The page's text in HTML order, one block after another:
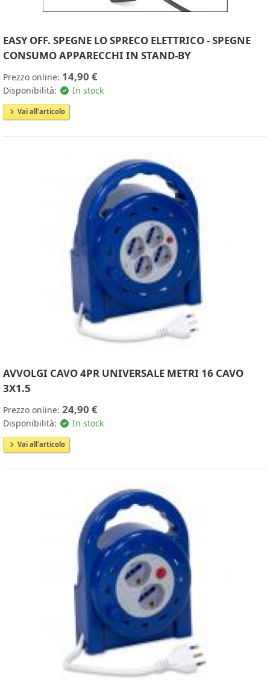
EASY OFF. SPEGNE LO SPRECO ELETTRICO - SPEGNE
CONSUMO APPARECCHI IN STAND-BY
Prezzo online: 14,90 €
Disponibilità: In stock
Vai all'articolo
AVVOLGI CAVO 4PR UNIVERSALE METRI 16 CAVO
3X1.5
Prezzo online: 24,90 €
Disponibilità: In stock
Vai all'articolo